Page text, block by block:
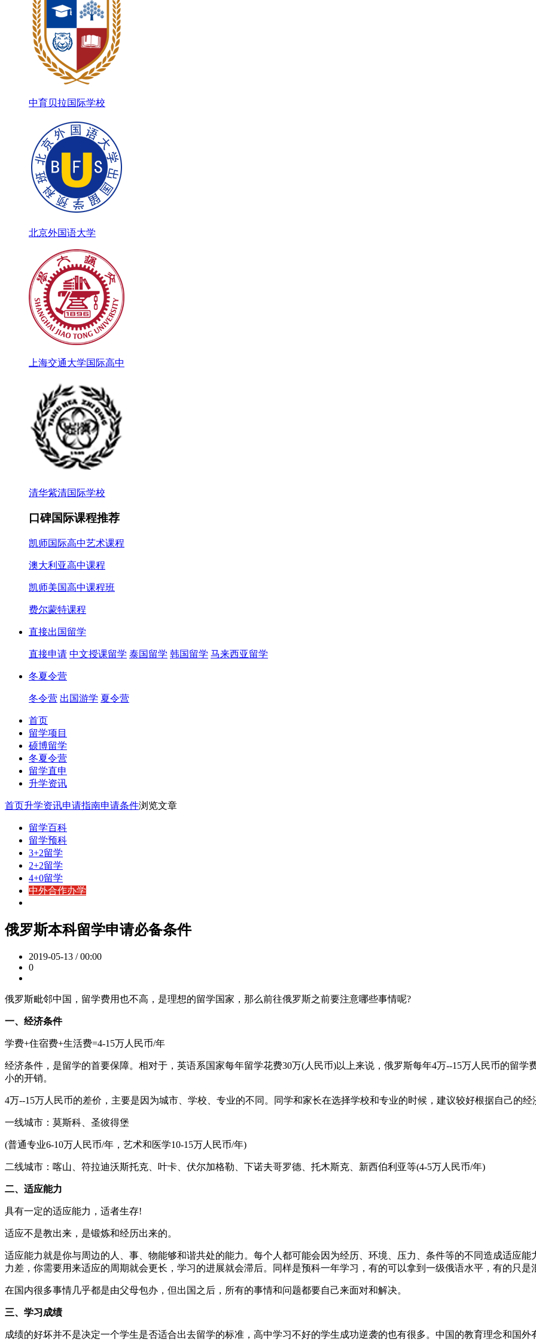
中育贝拉国际学校
北京外国语大学
上海交通大学国际高中
清华紫清国际学校
口碑国际课程推荐
凯师国际高中艺术课程
澳大利亚高中课程
凯师美国高中课程班
费尔蒙特课程
直接出国留学
直接申请 中文授课留学 泰国留学 韩国留学 马来西亚留学
冬夏令营
冬令营 出国游学 夏令营
首页
留学项目
硕博留学
冬夏令营
留学直申
升学资讯
首页升学资讯申请指南申请条件浏览文章
留学百科
留学预科
3+2留学
2+2留学
4+0留学
中外合作办学
俄罗斯本科留学申请必备条件
2019-05-13 / 00:00
0
俄罗斯毗邻中国，留学费用也不高，是理想的留学国家，那么前往俄罗斯之前要注意哪些事情呢?
一、经济条件
学费+住宿费+生活费=4-15万人民币/年
经济条件，是留学的首要保障。相对于，英语系国家每年留学花费30万(人民币)以上来说，俄罗斯每年4万--15万人民币的留
小的开销。
4万--15万人民币的差价，主要是因为城市、学校、专业的不同。同学和家长在选择学校和专业的时候，建议较好根据自己的
一线城市：莫斯科、圣彼得堡
(普通专业6-10万人民币/年，艺术和医学10-15万人民币/年)
二线城市：喀山、符拉迪沃斯托克、叶卡、伏尔加格勒、下诺夫哥罗德、托木斯克、新西伯利亚等(4-5万人民币/年)
二、适应能力
具有一定的适应能力，适者生存!
适应不是教出来，是锻炼和经历出来的。
适应能力就是你与周边的人、事、物能够和谐共处的能力。每个人都可能会因为经历、环境、压力、条件等的不同造成适应
力差，你需要用来适应的周期就会更长，学习的进展就会滞后。同样是预科一年学习，有的可以拿到一级俄语水平，有的只
在国内很多事情几乎都是由父母包办，但出国之后，所有的事情和问题都要自己来面对和解决。
三、学习成绩
成绩的好坏并不是决定一个学生是否适合出去留学的标准，高中学习不好的学生成功逆袭的也有很多。中国的教育理念和国